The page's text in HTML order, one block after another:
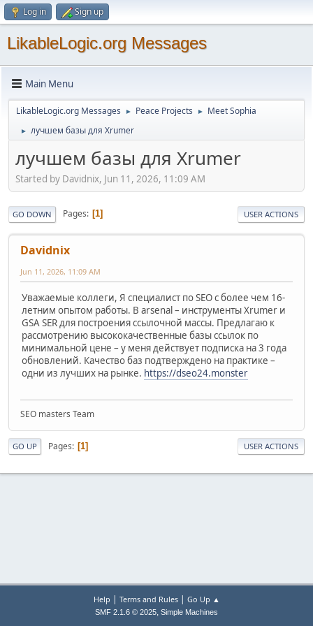
Log in Sign up
LikableLogic.org Messages
Main Menu
LikableLogic.org Messages ► Peace Projects ► Meet Sophia
► лучшем базы для Xrumer
лучшем базы для Xrumer
Started by Davidnix, Jun 11, 2026, 11:09 AM
GO DOWN Pages 1 USER ACTIONS
Davidnix
Jun 11, 2026, 11:09 AM
Уважаемые коллеги, Я специалист по SEO с более чем 16-
летним опытом работы. В arsenal – инструменты Xrumer и
GSA SER для построения ссылочной массы. Предлагаю к
рассмотрению высококачественные базы ссылок по
минимальной цене – у меня действует подписка на 3 года
обновлений. Качество баз подтверждено на практике –
одни из лучших на рынке. https://dseo24.monster
SEO masters Team
GO UP Pages 1 USER ACTIONS
Help | Terms and Rules| Go Up ▲
SMF 2.1.6 © 2025, Simple Machines